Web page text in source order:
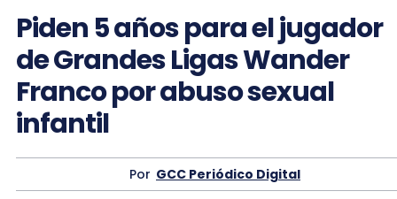
Piden 5 años para el jugador
de Grandes Ligas Wander
Franco por abuso sexual
infantil
Por GCC Periódico Digital